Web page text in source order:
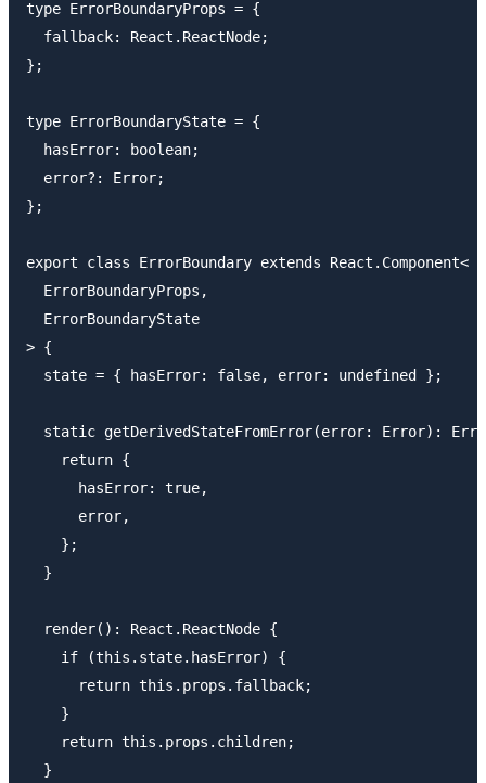
type ErrorBoundaryProps = {
  fallback: React.ReactNode;
};
type ErrorBoundaryState = {
  hasError: boolean;
  error?: Error;
};
export class ErrorBoundary extends React.Component<
  ErrorBoundaryProps,
  ErrorBoundaryState
> {
  state = { hasError: false, error: undefined };
static getDerivedStateFromError(error: Error):
    return {
      hasError: true,
      error,
    };
  }
  render(): React.ReactNode {
    if (this.state.hasError) {
      return this.props.fallback;
    }
    return this.props.children;
  }